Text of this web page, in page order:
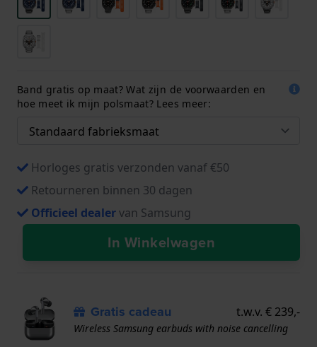
Band gratis op maat? Wat zijn de voorwaarden en
hoe meet ik mijn polsmaat? Lees meer:
Horloges gratis verzonden vanaf €50
Retourneren binnen 30 dagen
Officieel dealervan Samsung
In Winkelwagen
Gratis cadeau t.w.v. € 239,-
Wireless Samsung earbuds with noise cancelling